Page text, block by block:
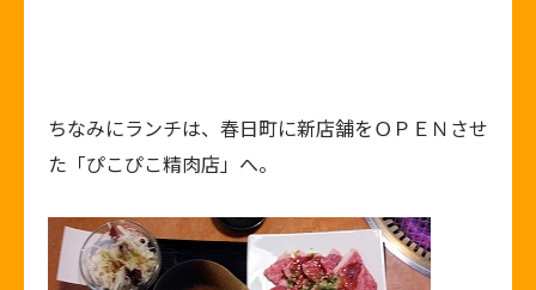
ちなみにランチは、春日町に新店舗をＯＰＥＮさせ
た「ぴこぴこ精肉店」へ。